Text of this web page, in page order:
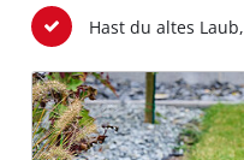
Hast du altes